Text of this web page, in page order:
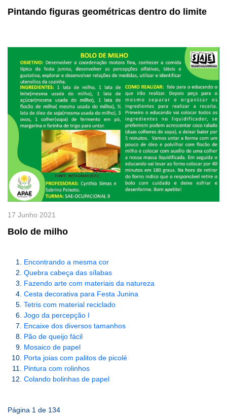
Pintando figuras geométricas dentro do limite
Bolo de milho
17 Junho 2021
Encontrando a mesma cor
Quebra cabeça das sílabas
Fazendo arte com materiais da natureza
Cesta decorativa para Festa Junina
Tetris com material reciclado
Jogo da percepção I
Encaixe dos diversos tamanhos
Pão de queijo fácil
Mosaico de papel
Porta joias com palitos de picolé
Pintura com rolinhos
Colando bolinhas de papel
Página 1 de 134